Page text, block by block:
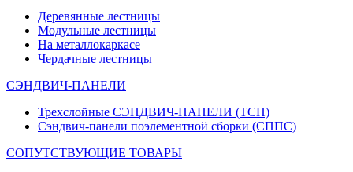
Деревянные лестницы
Модульные лестницы
На металлокаркасе
Чердачные лестницы
СЭНДВИЧ-ПАНЕЛИ
Трехслойные СЭНДВИЧ-ПАНЕЛИ (ТСП)
Сэндвич-панели поэлементной сборки (СППС)
СОПУТСТВУЮЩИЕ ТОВАРЫ